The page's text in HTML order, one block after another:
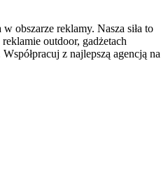
obszarze reklamy. Nasza siła to
outdoor, gadżetach
z najlepszą agencją na